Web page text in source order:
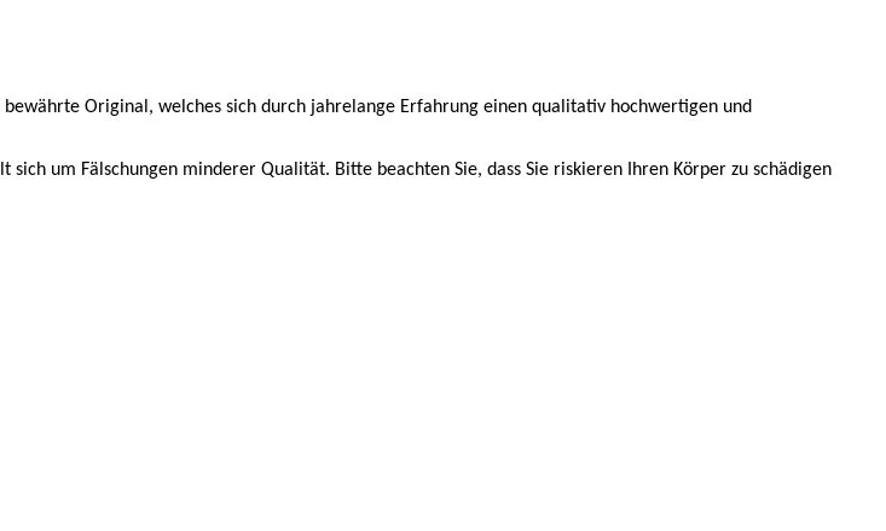
Original, welches sich durch jahrelange Erfahrung einen qualitativ hochwertigen und
um Fälschungen minderer Qualität. Bitte beachten Sie, dass Sie riskieren Ihren Körper zu schädigen